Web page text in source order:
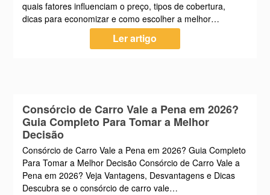
quais fatores influenciam o preço, tipos de cobertura,
dicas para economizar e como escolher a melhor…
Ler artigo
Consórcio de Carro Vale a Pena em 2026?
Guia Completo Para Tomar a Melhor
Decisão
Consórcio de Carro Vale a Pena em 2026? Guia Completo
Para Tomar a Melhor Decisão Consórcio de Carro Vale a
Pena em 2026? Veja Vantagens, Desvantagens e Dicas
Descubra se o consórcio de carro vale…